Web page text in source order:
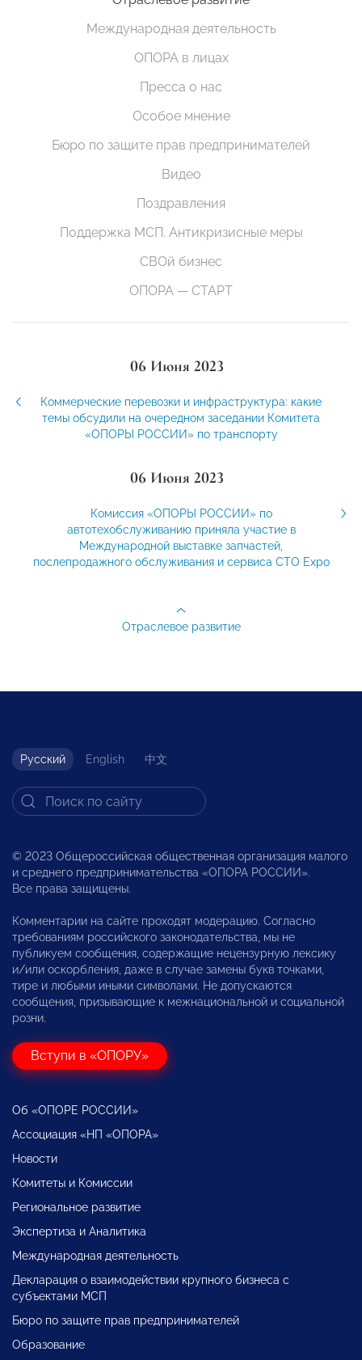
Международная деятельность
ОПОРА в лицах
Пресса о нас
Особое мнение
Бюро по защите прав предпринимателей
Видео
Поздравления
Поддержка МСП. Антикризисные меры
СВОй бизнес
ОПОРА — СТАРТ
06 Июня 2023
Коммерческие перевозки и инфраструктура: какие
темы обсудили на очередном заседании Комитета
«ОПОРЫ РОССИИ» по транспорту
06 Июня 2023
Комиссия «ОПОРЫ РОССИИ» по
автотехобслуживанию приняла участие в
Международной выставке запчастей,
послепродажного обслуживания и сервиса СТО Expo
Отраслевое развитие
Русский English 中文
© 2023 Общероссийская общественная организация малого
и среднего предпринимательства «ОПОРА РОССИИ».
Все права защищены.
Комментарии на сайте проходят модерацию. Согласно
требованиям российского законодательства, мы не
публикуем сообщения, содержащие нецензурную лексику
и/или оскорбления, даже в случае замены букв точками,
тире и любыми иными символами. Не допускаются
сообщения, призывающие к межнациональной и социальной
розни.
Вступи в «ОПОРУ»
Об «ОПОРЕ РОССИИ»
Ассоциация «НП «ОПОРА»
Новости
Комитеты и Комиссии
Региональное развитие
Экспертиза и Аналитика
Международная деятельность
Декларация о взаимодействии крупного бизнеса с
субъектами МСП
Бюро по защите прав предпринимателей
Образование